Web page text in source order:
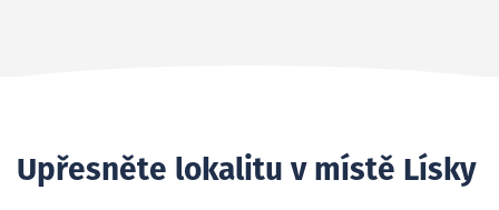
Upřesněte lokalitu v místě Lísky